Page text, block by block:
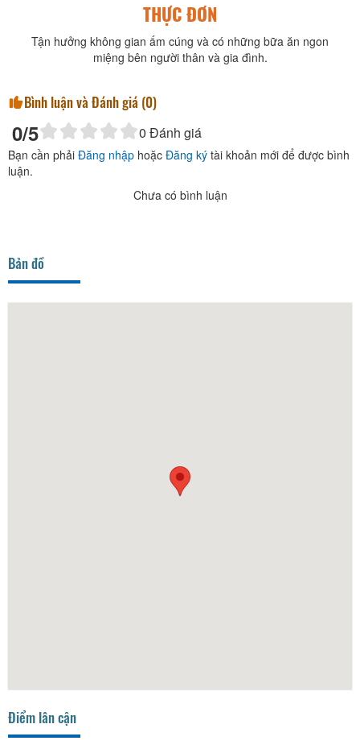
THỰC ĐƠN
Tận hưởng không gian ấm cúng và có những bữa ăn ngon
miệng bên người thân và gia đình.
Bình luận và Đánh giá (0)
0/5 0 Đánh giá
Bạn cần phải Đăng nhập hoặc Đăng ký tài khoản mới để được bình
luận.
Chưa có bình luận
Bản đồ
Điểm lân cận